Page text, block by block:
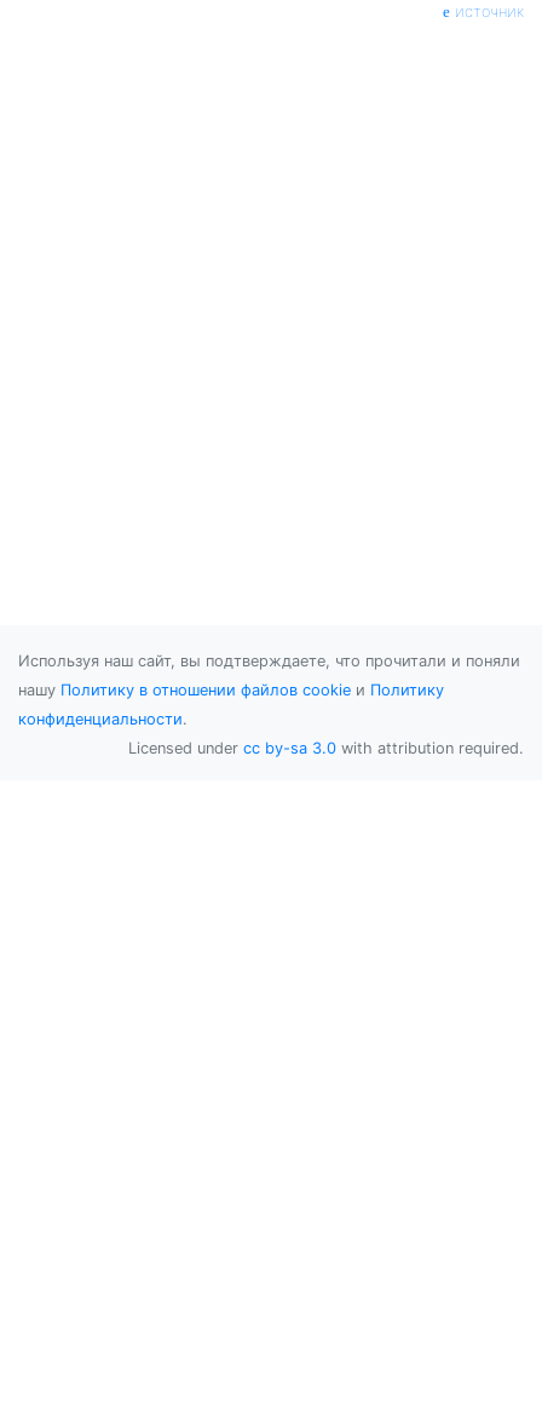
источник
Используя наш сайт, вы подтверждаете, что прочитали и поняли
нашу Политику в отношении файлов cookie и Политику
конфиденциальности.
Licensed under cc by-sa 3.0 with attribution required.